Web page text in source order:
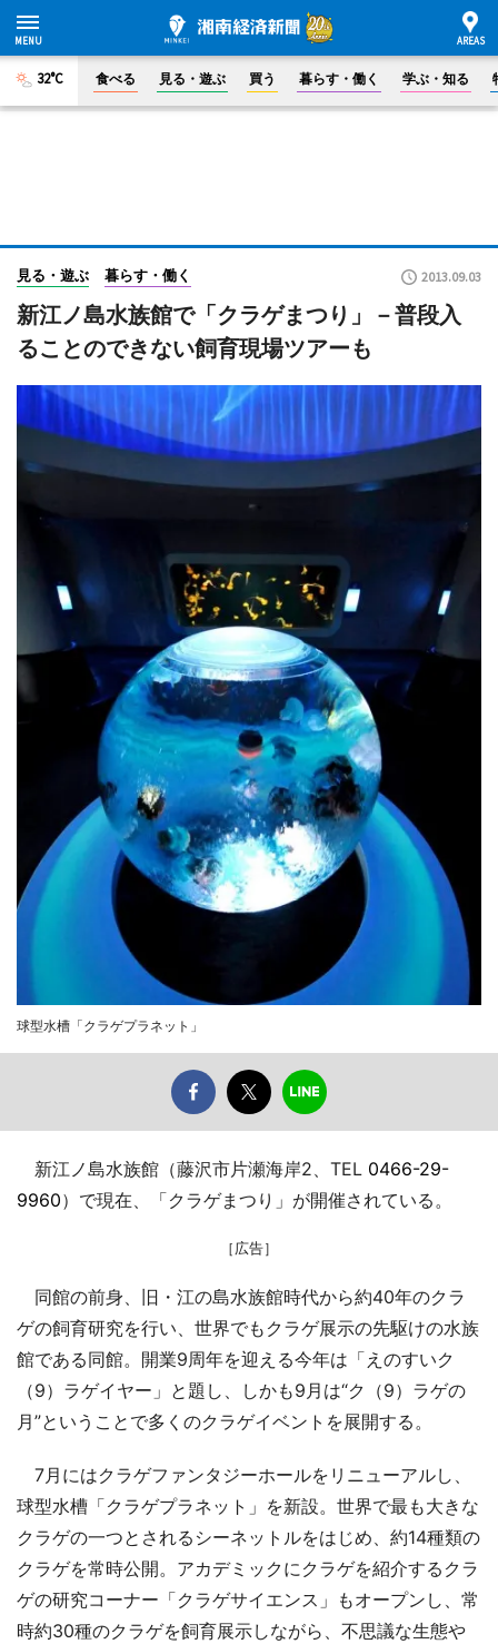
32°C 食べる 見る・遊ぶ 買う 暮らす・働く 学ぶ・知る
見る・遊ぶ 暮らす・働く 2013.09.03
新江ノ島水族館で「クラゲまつり」－普段入
ることのできない飼育現場ツアーも
球型水槽「クラゲプラネット」
新江ノ島水族館（藤沢市片瀬海岸2、TEL 0466-29-
9960）で現在、「クラゲまつり」が開催されている。
［広告］
同館の前身、旧・江の島水族館時代から約40年のクラ
ゲの飼育研究を行い、世界でもクラゲ展示の先駆けの水族
館である同館。開業9周年を迎える今年は「えのすいク
（9）ラゲイヤー」と題し、しかも9月は“ク（9）ラゲの
月”ということで多くのクラゲイベントを展開する。
7月にはクラゲファンタジーホールをリニューアルし、
球型水槽「クラゲプラネット」を新設。世界で最も大きな
クラゲの一つとされるシーネットルをはじめ、約14種類の
クラゲを常時公開。アカデミックにクラゲを紹介するクラ
ゲの研究コーナー「クラゲサイエンス」もオープンし、常
時約30種のクラゲを飼育展示しながら、不思議な生態や